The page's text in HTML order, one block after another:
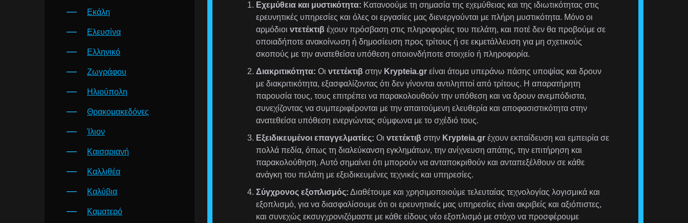
Εκάλη
Ελευσίνα
Ελληνικό
Ζωγράφου
Ηλιούπολη
Θρακομακεδόνες
Ίλιον
Καισαριανή
Καλλιθέα
Καλύβια
Καματερό
Εχεμύθεια και μυστικότητα: Κατανοούμε τη σημασία της εχεμύθειας και της ιδιωτικότητας στις
ερευνητικές υπηρεσίες και όλες οι εργασίες μας διενεργούνται με πλήρη μυστικότητα. Μόνο οι
αρμόδιοι ντετέκτιβέχουν πρόσβαση στις πληροφορίες του πελάτη, και ποτέ δεν θα προβούμε σε
οποιαδήποτε ανακοίνωση ή δημοσίευση προς τρίτους ή σε εκμετάλλευση για μη σχετικούς
σκοπούς με την ανατεθείσα υπόθεση οποιονδήποτε στοιχείο ή πληροφορία.
Διακριτικότητα: Οι ντετέκτιβστην Krypteia.grείναι άτομα υπεράνω πάσης υποψίας και δρουν
με διακριτικότητα, εξασφαλίζοντας ότι δεν γίνονται αντιληπτοί από τρίτους. Η απαρατήρητη
παρουσία τους, τους επιτρέπει να παρακολουθούν την υπόθεση και να δρουν ανεμπόδιστα,
συνεχίζοντας να συμπεριφέρονται με την απαιτούμενη ελευθερία και αποφασιστικότητα στην
ανατεθείσα υπόθεση ενεργώντας σύμφωνα με το σχέδιό τους.
Εξειδικευμένοι επαγγελματίες: Οι ντετέκτιβστην Krypteia.grέχουν εκπαίδευση και εμπειρία σε
πολλά πεδία, όπως τη διαλεύκανση εγκλημάτων, την ανίχνευση απάτης, την επιτήρηση και
παρακολούθηση. Αυτό σημαίνει ότι μπορούν να ανταποκριθούν και ανταπεξέλθουν σε κάθε
ανάγκη του πελάτη με εξειδικευμένες τεχνικές και υπηρεσίες.
Σύγχρονος εξοπλισμός: Διαθέτουμε και χρησιμοποιούμε τελευταίας τεχνολογίας λογισμικά και
εξοπλισμό, για να διασφαλίσουμε ότι οι ερευνητικές μας υπηρεσίες είναι ακριβείς και αξιόπιστες,
και συνεχώς εκσυγχρονιζόμαστε με κάθε είδους νέο εξοπλισμό με στόχο να προσφέρουμε